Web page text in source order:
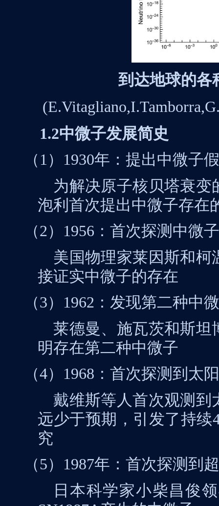
到达地球的各
1.2中微子发展简史
（1）1930年：提出中微子
为解决原子核贝塔衰变
泡利首次提出中微子存在
（2）1956 ：首次探测中微
美国物理家莱因斯和柯
接证实中微子的存在
（3）1962 ：发现第二种中
莱德曼、施瓦茨和斯坦
明存在第二种中微子
（4）1968 ：首次探测到太
戴维斯等人首次观测到
远少于预期，引发了持续
究
（5）1987年：首次探测到
日本科学家小柴昌俊